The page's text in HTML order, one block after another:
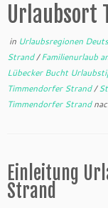
Urlaubsort
in Urlaubsregionen
Strand/Familienurlaub
Lübecker Bucht
Timmendorfer Strand/
Timmendorfer Strand
Einleitung
Strand